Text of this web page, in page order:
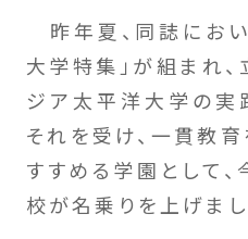
昨年夏、同誌にお
大学特集」が組まれ
ジア太平洋大学の実
それを受け、一貫教
すすめる学園として
校が名乗りを上げまし